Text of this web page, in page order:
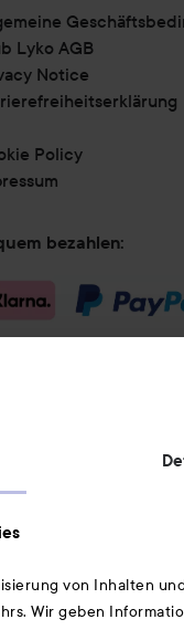
von Inhalten
Wir geben
Lyko AGB
Notice
Policy
bezahlen: